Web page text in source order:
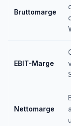
Bruttomarge
EBIT-Marge
Nettomarge